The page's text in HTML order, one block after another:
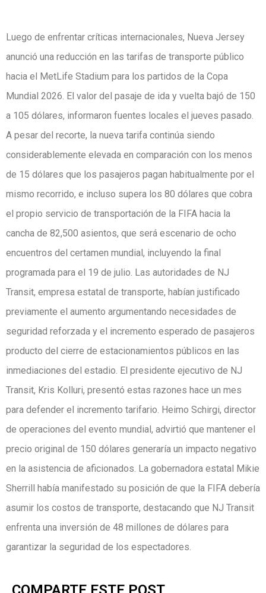
Luego de enfrentar críticas internacionales, Nueva Jersey
anunció una reducción en las tarifas de transporte público
hacia el MetLife Stadium para los partidos de la Copa
Mundial 2026. El valor del pasaje de ida y vuelta bajó de 150
a 105 dólares, informaron fuentes locales el jueves pasado.
A pesar del recorte, la nueva tarifa continúa siendo
considerablemente elevada en comparación con los menos
de 15 dólares que los pasajeros pagan habitualmente por el
mismo recorrido, e incluso supera los 80 dólares que cobra
el propio servicio de transportación de la FIFA hacia la
cancha de 82,500 asientos, que será escenario de ocho
encuentros del certamen mundial, incluyendo la final
programada para el 19 de julio. Las autoridades de NJ
Transit, empresa estatal de transporte, habían justificado
previamente el aumento argumentando necesidades de
seguridad reforzada y el incremento esperado de pasajeros
producto del cierre de estacionamientos públicos en las
inmediaciones del estadio. El presidente ejecutivo de NJ
Transit, Kris Kolluri, presentó estas razones hace un mes
para defender el incremento tarifario. Heimo Schirgi, director
de operaciones del evento mundial, advirtió que mantener el
precio original de 150 dólares generaría un impacto negativo
en la asistencia de aficionados. La gobernadora estatal Mikie
Sherrill había manifestado su posición de que la FIFA debería
asumir los costos de transporte, destacando que NJ Transit
enfrenta una inversión de 48 millones de dólares para
garantizar la seguridad de los espectadores.